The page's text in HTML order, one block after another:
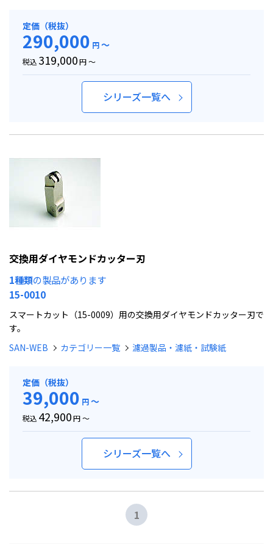
定価（税抜）
290,000 円～
税込 319,000円 ～
シリーズ一覧へ
交換用ダイヤモンドカッター刃
1種類の製品があります
15-0010
スマートカット（15-0009）用の交換用ダイヤモンドカッター刃で
す。
SAN-WEB
カテゴリー一覧 濾過製品・濾紙・試験紙
定価（税抜）
39,000 円～
税込 42,900円 ～
シリーズ一覧へ
1